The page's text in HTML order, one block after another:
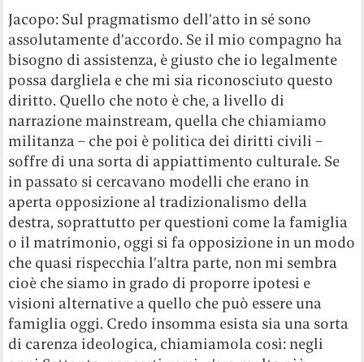
Jacopo: Sul pragmatismo dell’atto in sé sono
assolutamente d’accordo. Se il mio compagno ha
bisogno di assistenza, è giusto che io legalmente
possa dargliela e che mi sia riconosciuto questo
diritto. Quello che noto è che, a livello di
narrazione mainstream, quella che chiamiamo
militanza – che poi è politica dei diritti civili –
soffre di una sorta di appiattimento culturale. Se
in passato si cercavano modelli che erano in
aperta opposizione al tradizionalismo della
destra, soprattutto per questioni come la famiglia
o il matrimonio, oggi si fa opposizione in un modo
che quasi rispecchia l’altra parte, non mi sembra
cioè che siamo in grado di proporre ipotesi e
visioni alternative a quello che può essere una
famiglia oggi. Credo insomma esista sia una sorta
di carenza ideologica, chiamiamola così: negli